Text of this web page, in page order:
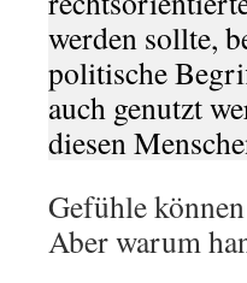
werden sollte,
politische
auch genutzt
diesen
Gefühle
Aber warum